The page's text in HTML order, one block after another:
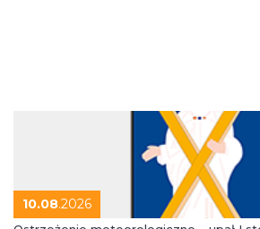
10.08.2026